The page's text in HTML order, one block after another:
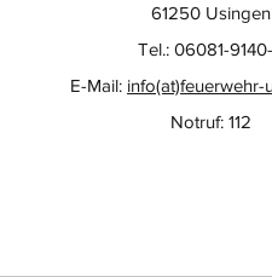
61250 Usingen
Tel.: 06081-
E-Mail: info(at)feuerwehr-
Notruf: 112